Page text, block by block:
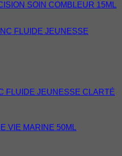
SOIN COMBLEUR 15ML
FLUIDE JEUNESSE CLARTÉ